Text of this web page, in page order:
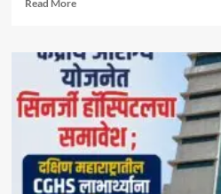
Read More
मिरज
पंचायत
समितीत
महायुतीचा
झेंडा;
सभापतीपदी
राणी
भोरे,
उपसभापतीपदी